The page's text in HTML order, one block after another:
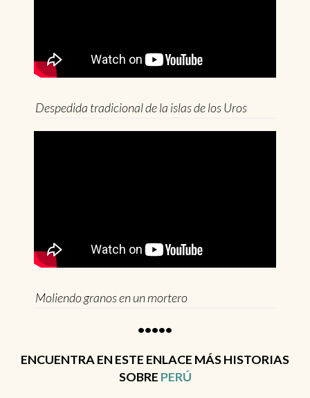
Despedida tradicional de la islas de los Uros
Moliendo granos en un mortero
•••••
ENCUENTRA EN ESTE ENLACE MÁS HISTORIAS
SOBRE PERÚ